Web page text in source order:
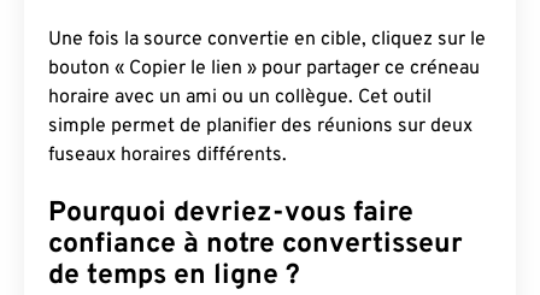
Une fois la source convertie en cible, cliquez sur le
bouton « Copier le lien » pour partager ce créneau
horaire avec un ami ou un collègue. Cet outil
simple permet de planifier des réunions sur deux
fuseaux horaires différents.
Pourquoi devriez-vous faire
confiance à notre convertisseur
de temps en ligne ?